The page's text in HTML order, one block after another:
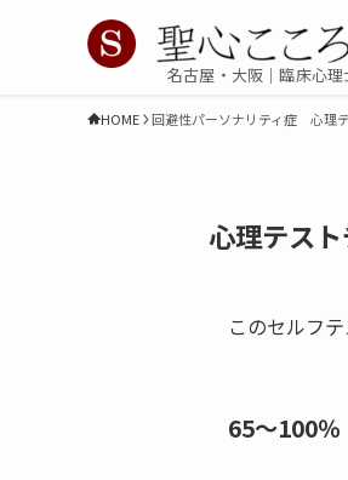
名古屋・大阪｜臨床心理士
HOME 回避性パーソナリティ症 心理
心理テス
このセルフ
65～100％